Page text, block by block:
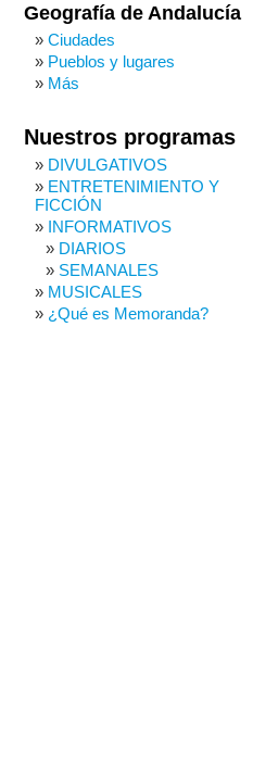
Geografía de Andalucía
Ciudades
Pueblos y lugares
Más
Nuestros programas
DIVULGATIVOS
ENTRETENIMIENTO Y
FICCIÓN
INFORMATIVOS
DIARIOS
SEMANALES
MUSICALES
¿Qué es Memoranda?